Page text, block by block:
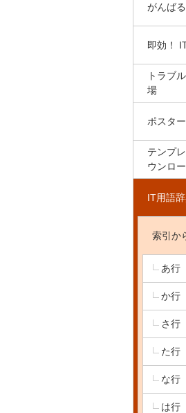
がんば
即効！
トラブ
場
ポスタ
テンプ
ウンロ
IT用語
索引か
あ行
か行
さ行
た行
な行
は行